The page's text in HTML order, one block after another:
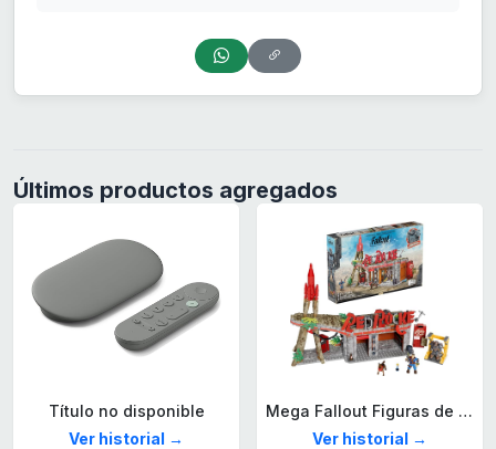
Últimos productos agregados
Título no disponible
Ver historial →
Mega Fallout Figuras de acción y Juguetes de construcción, Parada de Camiones Red Rocket con 824 Piezas, 2 Personajes articulados y Accesorios, para coleccionistas, HXT00
Ver historial →